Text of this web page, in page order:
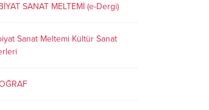
SANAT MELTEMİ (e-Dergi)
Sanat Meltemi Kültür Sanat